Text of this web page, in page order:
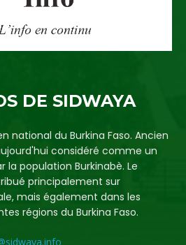
DE SIDWAYA
national du Burkina Faso. Ancien
considéré comme un
la population Burkinabè. Le
principalement sur
mais également dans les
régions du Burkina Faso.